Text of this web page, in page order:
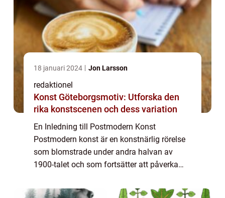
18 januari 2024 Jon Larsson
redaktionel
Konst Göteborgsmotiv: Utforska den
rika konstscenen och dess variation
En Inledning till Postmodern Konst
Postmodern konst är en konstnärlig rörelse
som blomstrade under andra halvan av
1900-talet och som fortsätter att påverka
här rörelsen utmanar traditionella koncept